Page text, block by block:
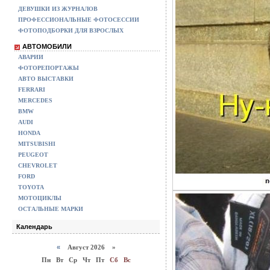
ДЕВУШКИ ИЗ ЖУРНАЛОВ
ПРОФЕССИОНАЛЬНЫЕ ФОТОСЕССИИ
ФОТОПОДБОРКИ ДЛЯ ВЗРОСЛЫХ
АВТОМОБИЛИ
АВАРИИ
ФОТОРЕПОРТАЖЫ
АВТО ВЫСТАВКИ
FERRARI
MERCEDES
BMW
AUDI
HONDA
MITSUBISHI
PEUGEOT
CHEVROLET
FORD
TOYOTA
МОТОЦИКЛЫ
ОСТАЛЬНЫЕ МАРКИ
Календарь
« Август 2026 »
Пн
Вт Ср Чт Пт Сб
Вс